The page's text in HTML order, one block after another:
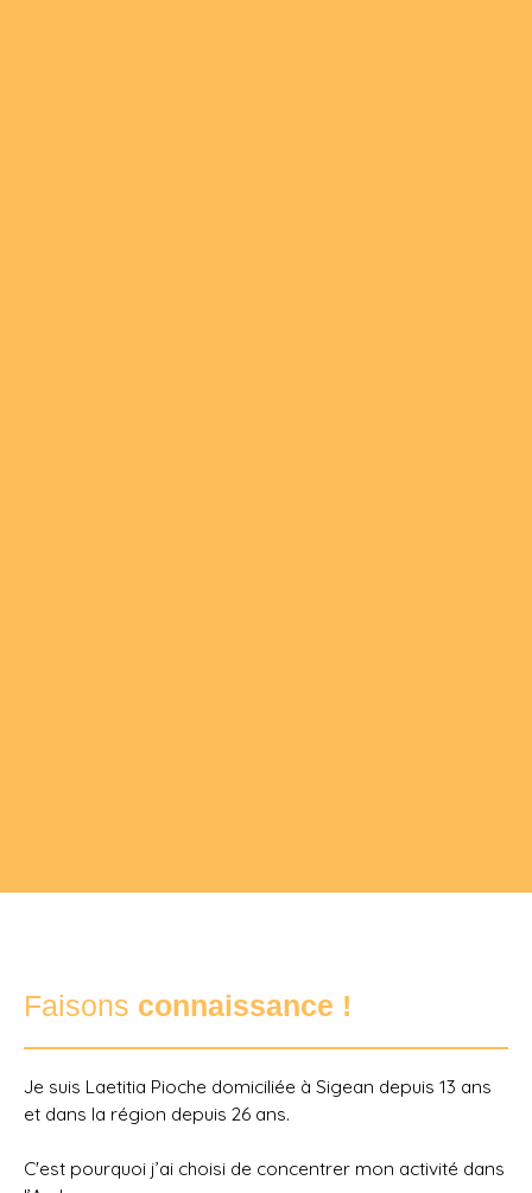
Faisons connaissance !
Je suis Laetitia Pioche domiciliée à Sigean depuis 13 ans
et dans la région depuis 26 ans.
C'est pourquoi j’ai choisi de concentrer mon activité dans